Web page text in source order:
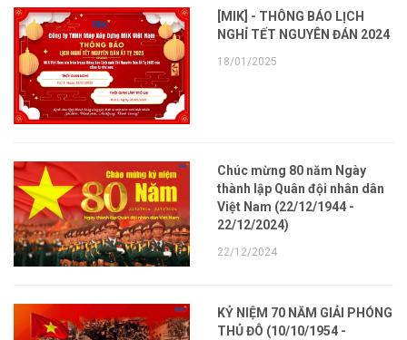
[MIK] - THÔNG BÁO LỊCH
NGHỈ TẾT NGUYÊN ĐÁN 2024
18/01/2025
Chúc mừng 80 năm Ngày
thành lập Quân đội nhân dân
Việt Nam (22/12/1944 -
22/12/2024)
22/12/2024
KỶ NIỆM 70 NĂM GIẢI PHÓNG
THỦ ĐÔ (10/10/1954 -